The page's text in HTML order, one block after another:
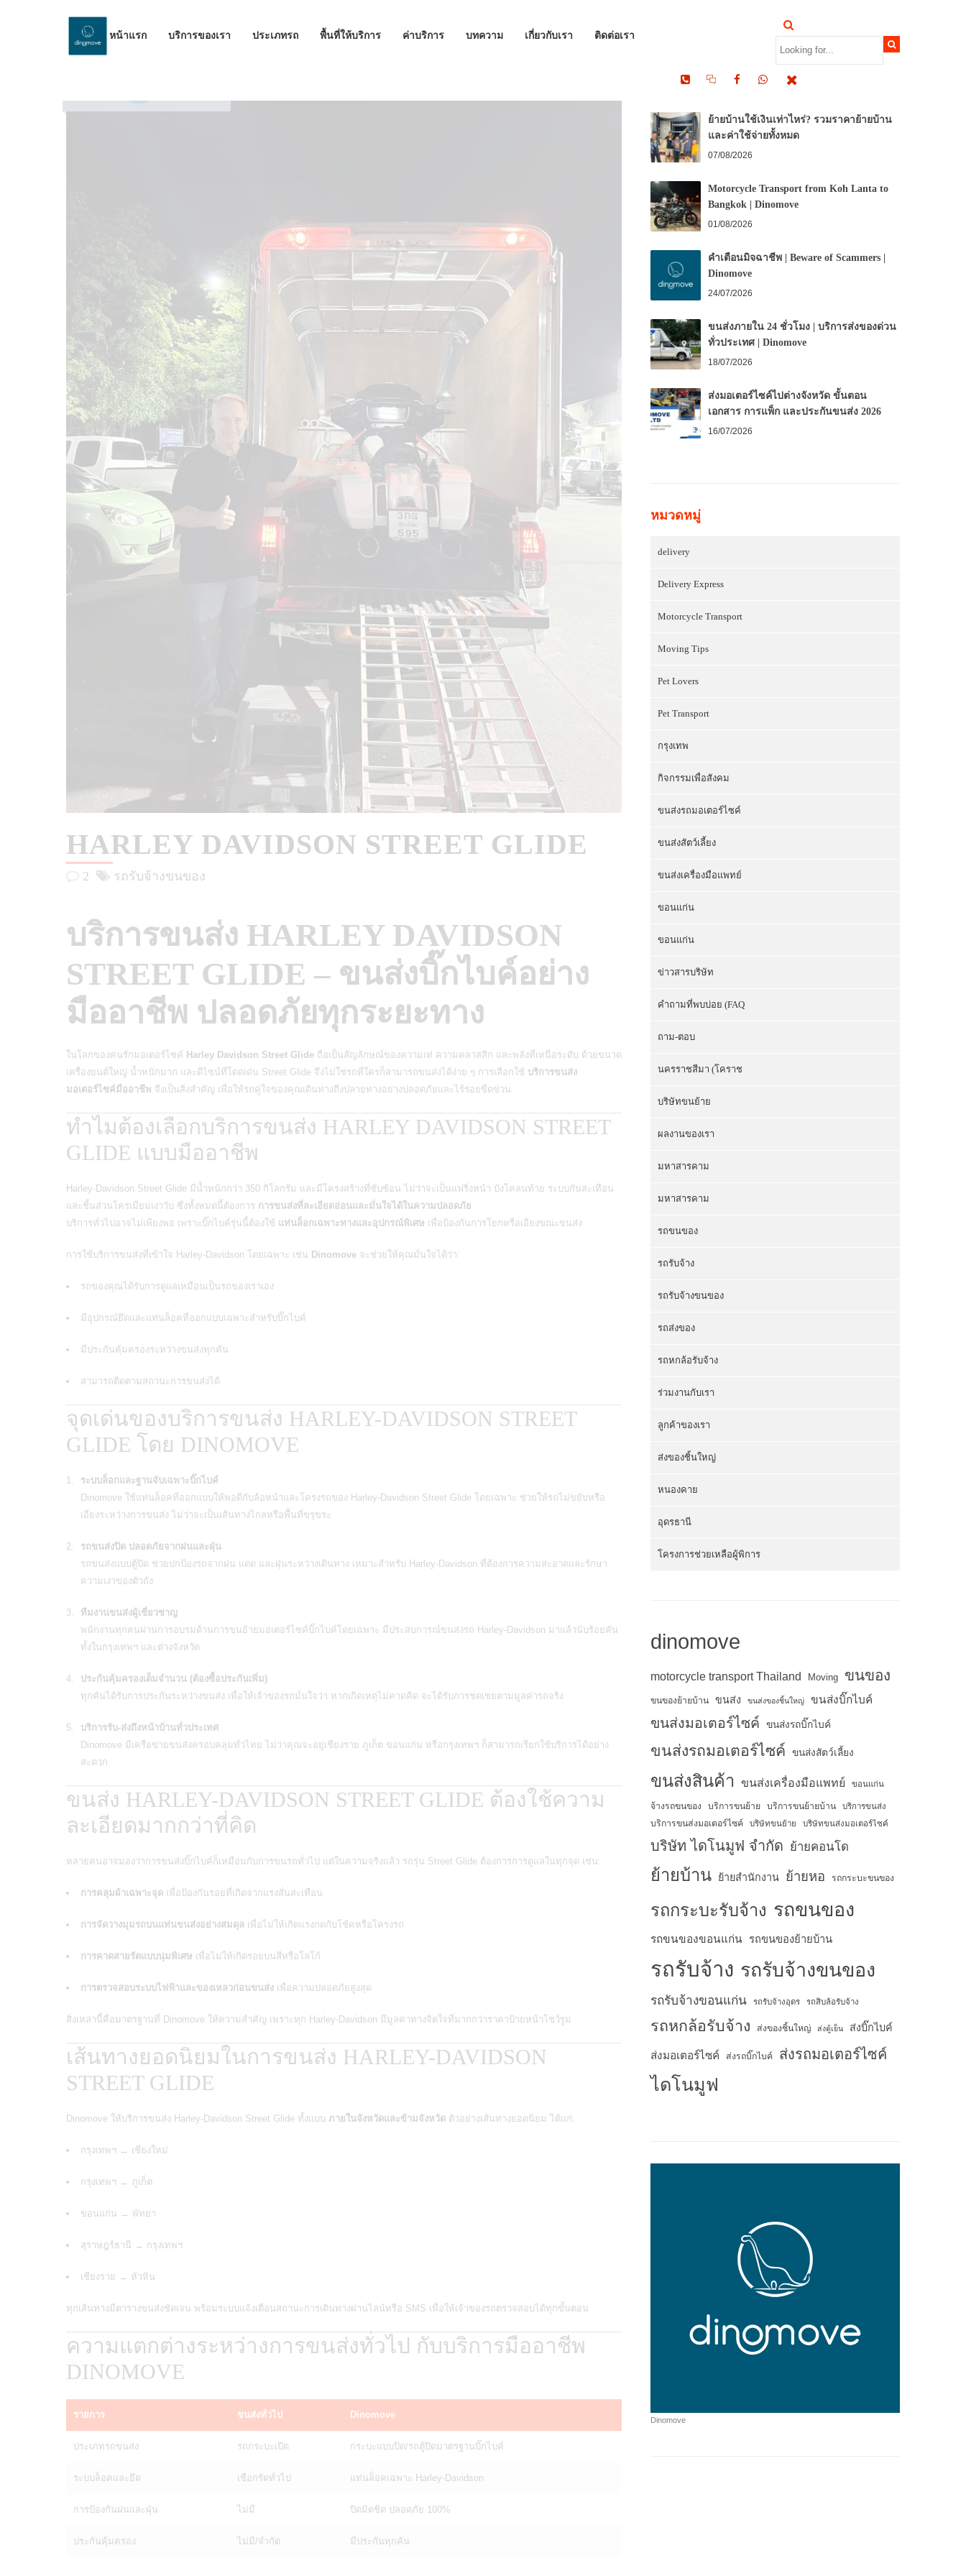
หน้าแรก บริการของเรา ประเภทรถ พื้นที่ให้บริการ ค่าบริการ บทความ เกี่ยวกับเรา ติดต่อเรา
HARLEY DAVIDSON STREET GLIDE
2 รถรับจ้างขนของ
บริการขนส่ง HARLEY DAVIDSON
STREET GLIDE – ขนส่งบิ๊กไบค์อย่าง
มืออาชีพ ปลอดภัยทุกระยะทาง
ในโลกของคนรักมอเตอร์ไซค์ Harley Davidson Street Glide ถือเป็นสัญลักษณ์ของความเท่ ความคลาสสิก และพลังที่เหนือระดับ ด้วยขนาด
เครื่องยนต์ใหญ่ น้ำหนักมาก และดีไซน์ที่โดดเด่น Street Glide จึงไม่ใช่รถที่ใครก็สามารถขนส่งได้ง่าย ๆ การเลือกใช้ บริการขนส่ง
มอเตอร์ไซค์มืออาชีพ จึงเป็นสิ่งสำคัญ เพื่อให้รถคู่ใจของคุณเดินทางถึงปลายทางอย่างปลอดภัยและไร้รอยขีดข่วน
ทำไมต้องเลือกบริการขนส่ง HARLEY DAVIDSON STREET
GLIDE แบบมืออาชีพ
Harley-Davidson Street Glide มีน้ำหนักกว่า 350 กิโลกรัม และมีโครงสร้างที่ซับซ้อน ไม่ว่าจะเป็นแฟริ่งหน้า บังโคลนท้าย ระบบกันสะเทือน
และชิ้นส่วนโครเมียมเงาวับ ซึ่งทั้งหมดนี้ต้องการ การขนส่งที่ละเอียดอ่อนและมั่นใจได้ในความปลอดภัย
บริการทั่วไปอาจไม่เพียงพอ เพราะบิ๊กไบค์รุ่นนี้ต้องใช้ แท่นล็อกเฉพาะทางและอุปกรณ์พิเศษ เพื่อป้องกันการโยกหรือเอียงขณะขนส่ง
การใช้บริการขนส่งที่เข้าใจ Harley-Davidson โดยเฉพาะ เช่น Dinomove จะช่วยให้คุณมั่นใจได้ว่า:
รถของคุณได้รับการดูแลเหมือนเป็นรถของเราเอง
มีอุปกรณ์ยึดและแท่นล็อคที่ออกแบบเฉพาะสำหรับบิ๊กไบค์
มีประกันคุ้มครองระหว่างขนส่งทุกคัน
สามารถติดตามสถานะการขนส่งได้
จุดเด่นของบริการขนส่ง HARLEY-DAVIDSON STREET
GLIDE โดย DINOMOVE
ระบบล็อกและฐานจับเฉพาะบิ๊กไบค์
Dinomove ใช้แท่นล็อคที่ออกแบบให้พอดีกับล้อหน้าและโครงรถของ Harley-Davidson Street Glide โดยเฉพาะ ช่วยให้รถไม่ขยับหรือ
เอียงระหว่างการขนส่ง ไม่ว่าจะเป็นเส้นทางไกลหรือพื้นที่ขรุขระ
รถขนส่งปิด ปลอดภัยจากฝนและฝุ่น
รถขนส่งแบบตู้ปิด ช่วยปกป้องรถจากฝน แดด และฝุ่นระหว่างเดินทาง เหมาะสำหรับ Harley-Davidson ที่ต้องการความสะอาดและรักษา
ความเงาของตัวถัง
ทีมงานขนส่งผู้เชี่ยวชาญ
พนักงานทุกคนผ่านการอบรมด้านการขนย้ายมอเตอร์ไซค์บิ๊กไบค์โดยเฉพาะ มีประสบการณ์ขนส่งรถ Harley-Davidson มาแล้วนับร้อยคัน
ทั้งในกรุงเทพฯ และต่างจังหวัด
ประกันคุ้มครองเต็มจำนวน (ต้องซื้อประกันเพิ่ม)
ทุกคันได้รับการประกันระหว่างขนส่ง เพื่อให้เจ้าของรถมั่นใจว่า หากเกิดเหตุไม่คาดคิด จะได้รับการชดเชยตามมูลค่ารถจริง
บริการรับ-ส่งถึงหน้าบ้านทั่วประเทศ
Dinomove มีเครือข่ายขนส่งครอบคลุมทั่วไทย ไม่ว่าคุณจะอยู่เชียงราย ภูเก็ต ขอนแก่น หรือกรุงเทพฯ ก็สามารถเรียกใช้บริการได้อย่าง
สะดวก
ขนส่ง HARLEY-DAVIDSON STREET GLIDE ต้องใช้ความ
ละเอียดมากกว่าที่คิด
หลายคนอาจมองว่าการขนส่งบิ๊กไบค์ก็เหมือนกับการขนรถทั่วไป แต่ในความจริงแล้ว รถรุ่น Street Glide ต้องการการดูแลในทุกจุด เช่น:
การคลุมผ้าเฉพาะจุด เพื่อป้องกันรอยที่เกิดจากแรงสั่นสะเทือน
การจัดวางมุมรถบนแท่นขนส่งอย่างสมดุล เพื่อไม่ให้เกิดแรงกดกับโช้คหรือโครงรถ
การคาดสายรัดแบบนุ่มพิเศษ เพื่อไม่ให้เกิดรอยบนสีหรือโลโก้
การตรวจสอบระบบไฟฟ้าและของเหลวก่อนขนส่ง เพื่อความปลอดภัยสูงสุด
สิ่งเหล่านี้คือมาตรฐานที่ Dinomove ให้ความสำคัญ เพราะทุก Harley-Davidson มีมูลค่าทางจิตใจที่มากกว่าราคาป้ายหน้าโชว์รูม
เส้นทางยอดนิยมในการขนส่ง HARLEY-DAVIDSON
STREET GLIDE
Dinomove ให้บริการขนส่ง Harley-Davidson Street Glide ทั้งแบบ ภายในจังหวัดและข้ามจังหวัด ตัวอย่างเส้นทางยอดนิยม ได้แก่:
กรุงเทพฯ → เชียงใหม่
กรุงเทพฯ → ภูเก็ต
ขอนแก่น → พัทยา
สุราษฎร์ธานี → กรุงเทพฯ
เชียงราย → หัวหิน
ทุกเส้นทางมีตารางขนส่งชัดเจน พร้อมระบบแจ้งเตือนสถานะการเดินทางผ่านไลน์หรือ SMS เพื่อให้เจ้าของรถตรวจสอบได้ทุกขั้นตอน
ความแตกต่างระหว่างการขนส่งทั่วไป กับบริการมืออาชีพ
DINOMOVE
รายการ ขนส่งทั่วไป Dinomove
ประเภทรถขนส่ง รถกระบะเปิด กระบะแบบปิด/รถตู้ปิดมาตรฐานบิ๊กไบค์
ระบบล็อคและยึด เชือกรัดทั่วไป แท่นล็อคเฉพาะ Harley-Davidson
การป้องกันฝนและฝุ่น ไม่มี ปิดมิดชิด ปลอดภัย 100%
ประกันคุ้มครอง ไม่มี/จำกัด มีประกันทุกคัน
RECENT POSTS
ย้ายบ้านใช้เงินเท่าไหร่? รวมราคาย้ายบ้าน
และค่าใช้จ่ายทั้งหมด
07/08/2026
Motorcycle Transport from Koh Lanta to
Bangkok | Dinomove
01/08/2026
คำเตือนมิจฉาชีพ | Beware of Scammers |
Dinomove
24/07/2026
ขนส่งภายใน 24 ชั่วโมง | บริการส่งของด่วน
ทั่วประเทศ | Dinomove
18/07/2026
ส่งมอเตอร์ไซค์ไปต่างจังหวัด ขั้นตอน
เอกสาร การแพ็ก และประกันขนส่ง 2026
16/07/2026
หมวดหมู่
delivery
Delivery Express
Motorcycle Transport
Moving Tips
Pet Lovers
Pet Transport
กรุงเทพ
กิจกรรมเพื่อสังคม
ขนส่งรถมอเตอร์ไซค์
ขนส่งสัตว์เลี้ยง
ขนส่งเครื่องมือแพทย์
ขอนแก่น
ขอนแก่น
ข่าวสารบริษัท
คำถามที่พบบ่อย (FAQ
ถาม-ตอบ
นครราชสีมา (โคราช
บริษัทขนย้าย
ผลงานของเรา
มหาสารคาม
มหาสารคาม
รถขนของ
รถรับจ้าง
รถรับจ้างขนของ
รถส่งของ
รถหกล้อรับจ้าง
ร่วมงานกับเรา
ลูกค้าของเรา
ส่งของชิ้นใหญ่
หนองคาย
อุดรธานี
โครงการช่วยเหลือผู้พิการ
dinomove
motorcycle transport Thailand Moving ขนของ
ขนของย้ายบ้าน ขนส่ง ขนส่งของชิ้นใหญ่ ขนส่งบิ๊กไบค์
ขนส่งมอเตอร์ไซค์ ขนส่งรถบิ๊กไบค์
ขนส่งรถมอเตอร์ไซค์ ขนส่งสัตว์เลี้ยง
ขนส่งสินค้า ขนส่งเครื่องมือแพทย์ ขอนแก่น
จ้างรถขนของ บริการขนย้าย บริการขนย้ายบ้าน บริการขนส่ง
บริการขนส่งมอเตอร์ไซค์ บริษัทขนย้าย บริษัทขนส่งมอเตอร์ไซค์
บริษัท ไดโนมูฟ จำกัด ย้ายคอนโด
ย้ายบ้าน ย้ายสำนักงาน ย้ายหอ รถกระบะขนของ
รถกระบะรับจ้าง รถขนของ
รถขนของขอนแก่น รถขนของย้ายบ้าน
รถรับจ้าง รถรับจ้างขนของ
รถรับจ้างขอนแก่น รถรับจ้างอุดร รถสิบล้อรับจ้าง
รถหกล้อรับจ้าง ส่งของชิ้นใหญ่ ส่งตู้เย็น ส่งบิ๊กไบค์
ส่งมอเตอร์ไซค์ ส่งรถบิ๊กไบค์ ส่งรถมอเตอร์ไซค์
ไดโนมูฟ
Dinomove